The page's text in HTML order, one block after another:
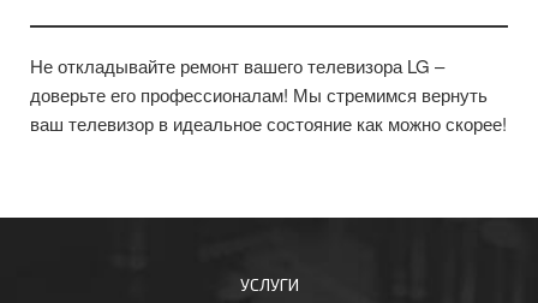
Не откладывайте ремонт вашего телевизора LG –
доверьте его профессионалам! Мы стремимся вернуть
ваш телевизор в идеальное состояние как можно скорее!
УСЛУГИ